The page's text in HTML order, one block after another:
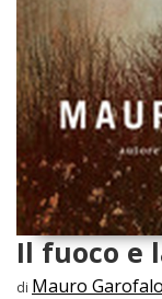
Il fuoco e
di Mauro Garofalo